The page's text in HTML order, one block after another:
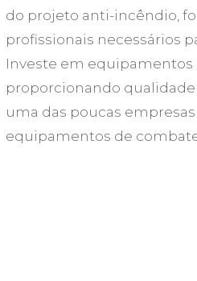
do projeto anti-incêndio,
profissionais necessários
Investe em equipamentos
proporcionando qualidade
uma das poucas
equipamentos de